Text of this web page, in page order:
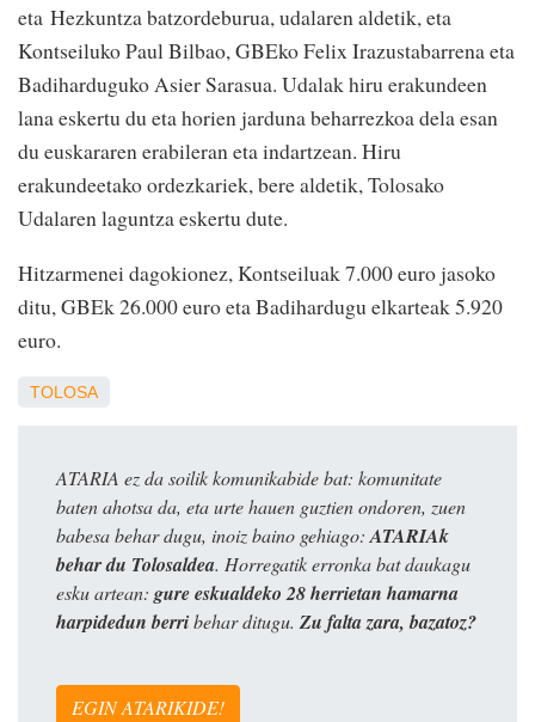
eta Hezkuntza batzordeburua, udalaren aldetik, eta
Kontseiluko Paul Bilbao, GBEko Felix Irazustabarrena eta
Badiharduguko Asier Sarasua. Udalak hiru erakundeen
lana eskertu du eta horien jarduna beharrezkoa dela esan
du euskararen erabileran eta indartzean. Hiru
erakundeetako ordezkariek, bere aldetik, Tolosako
Udalaren laguntza eskertu dute.
Hitzarmenei dagokionez, Kontseiluak 7.000 euro jasoko
ditu, GBEk 26.000 euro eta Badihardugu elkarteak 5.920
euro.
TOLOSA
ATARIA ez da soilik komunikabide bat: komunitate
baten ahotsa da, eta urte hauen guztien ondoren, zuen
babesa behar dugu, inoiz baino gehiago: ATARIAk
behar du Tolosaldea. Horregatik erronka bat daukagu
esku artean: gure eskualdeko 28 herrietan hamarna
harpidedun berribehar ditugu. Zu falta zara, bazatoz?
EGIN ATARIKIDE!